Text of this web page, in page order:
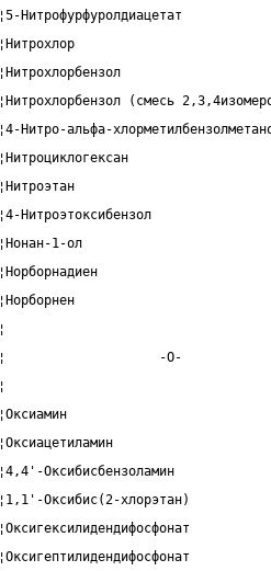
¦5-Нитрофурфуролдиацетат
¦Нитрохлор
¦Нитрохлорбензол
¦Нитрохлорбензол (смесь
¦4-Нитро-альфа-
¦Нитроциклогексан
¦Нитроэтан
¦4-Нитроэтоксибензол
¦Нонан-1-ол
¦Норборнадиен
¦Норборнен
¦
¦                    -О-
¦
¦Оксиамин
¦Оксиацетиламин
¦4,4'-Оксибисбензоламин
¦1,1'-Оксибис(2-хлорэтан)